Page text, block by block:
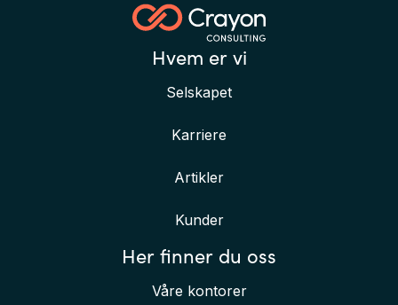
Hvem er vi
Selskapet
Karriere
Artikler
Kunder
Her finner du oss
Våre kontorer